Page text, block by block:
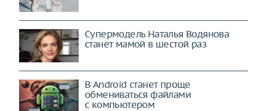
Супермодель Наталья Водянова
станет мамой в шестой раз
В Android станет проще
обмениваться файлами
с компьютером